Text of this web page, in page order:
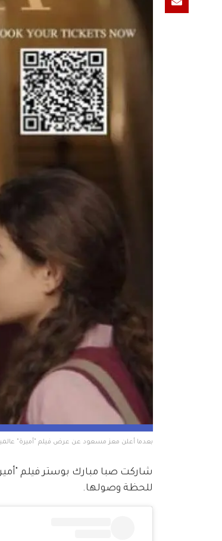
بعدما أعلن معز مسعود عن عرض فيلم "أميرة"
شاركت صبا مبارك بوستر فيلم
للحظة وصولها.